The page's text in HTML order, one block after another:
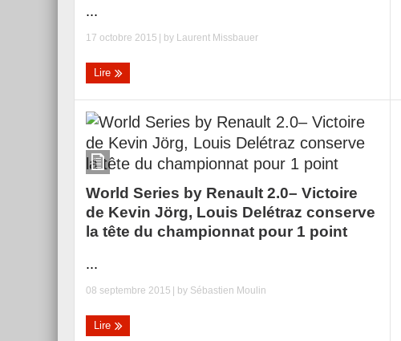
...
17 octobre 2015 | by Laurent Missbauer
Lire
World Series by Renault 2.0– Victoire
de Kevin Jörg, Louis Delétraz conserve
la tête du championnat pour 1 point
...
08 septembre 2015 | by Sébastien Moulin
Lire